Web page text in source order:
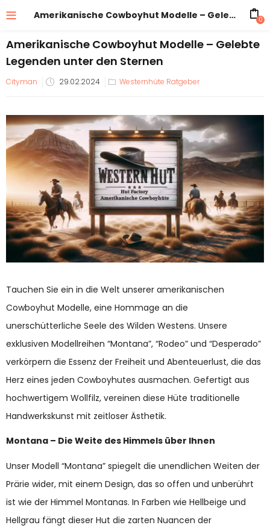
Amerikanische Cowboyhut Modelle – Gelebte Legenden unter den Sternen 0
Amerikanische Cowboyhut Modelle – Gelebte
Legenden unter den Sternen
Cityman
Veröffentlicht
29.02.2024 Westernhüte Ratgeber
Tauchen Sie ein in die Welt unserer amerikanischen
Cowboyhut Modelle, eine Hommage an die
unerschütterliche Seele des Wilden Westens. Unsere
exklusiven Modellreihen “Montana”, “Rodeo” und “Desperado”
verkörpern die Essenz der Freiheit und Abenteuerlust, die das
Herz eines jeden Cowboyhutes ausmachen. Gefertigt aus
hochwertigem Wollfilz, vereinen diese Hüte traditionelle
Handwerkskunst mit zeitloser Ästhetik.
Montana – Die Weite des Himmels über Ihnen
Unser Modell “Montana” spiegelt die unendlichen Weiten der
Prärie wider, mit einem Design, das so offen und unberührt
ist wie der Himmel Montanas. In Farben wie Hellbeige und
Hellgrau fängt dieser Hut die zarten Nuancen der